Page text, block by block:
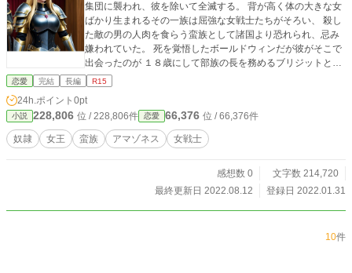
集団に襲われ、彼を除いて全滅する。 背が高く体の大きな女
ばかり生まれるその一族は屈強な女戦士たちがそろい、 殺し
た敵の男の人肉を食らう蛮族として諸国より恐れられ、忌み
嫌われていた。 死を覚悟したボールドウィンだが彼がそこで
出会ったのが １８歳にして部族の長を務めるブリジットとい
う若き女王だった。 前女王の娘である彼女はボールドウィン
夫とする」 その日から、哀れな奴隷少年だったボールドウィ
ンは蛮族女王ブリジットの所有物となったのだった。
恋愛 完結 長編 R15
24h.ポイント 0pt
小説 228,806 位 / 228,806件 恋愛 66,376 位 / 66,376件
奴隷 女王 蛮族 アマゾネス 女戦士
感想数 0
文字数 214,720
最終更新日 2022.08.12
登録日 2022.01.31
10件